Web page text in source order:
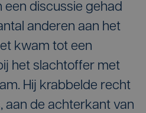
discussie gehad
anderen aan het
kwam tot een
het slachtoffer met
Hij krabbelde recht
aan de achterkant van